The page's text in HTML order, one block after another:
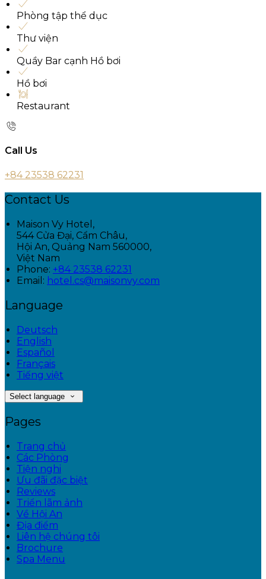
Phòng tập thể dục
Thư viện
Quầy Bar cạnh Hồ bơi
Hồ bơi
Restaurant
Call Us
+84 23538 62231
Contact Us
Maison Vy Hotel,
544 Cửa Đại, Cẩm Châu,
Hội An, Quảng Nam 560000,
Việt Nam
Phone: +84 23538 62231
Email: hotel.cs@maisonvy.com
Language
Deutsch
English
Español
Français
Tiếng việt
Select language
Pages
Trang chủ
Các Phòng
Tiện nghi
Ưu đãi đặc biệt
Reviews
Triển lãm ảnh
Về Hội An
Địa điểm
Liên hệ chúng tôi
Brochure
Spa Menu